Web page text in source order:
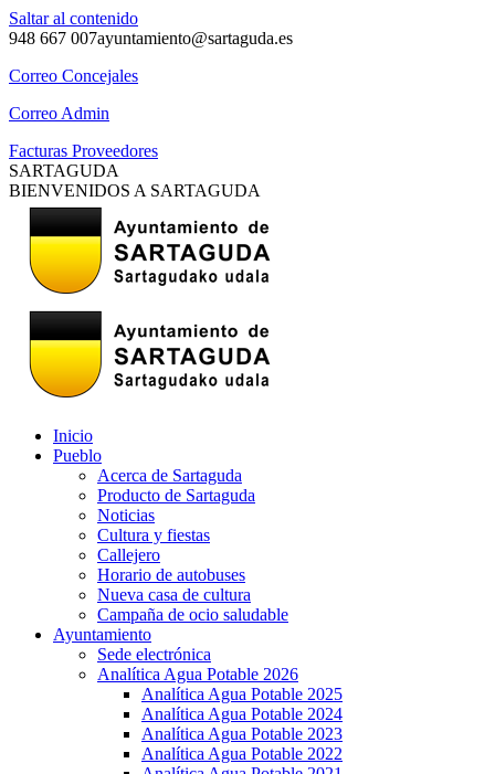
Saltar al contenido
948 667 007ayuntamiento@sartaguda.es
Correo Concejales
Correo Admin
Facturas Proveedores
SARTAGUDA
BIENVENIDOS A SARTAGUDA
Inicio
Pueblo
Acerca de Sartaguda
Producto de Sartaguda
Noticias
Cultura y fiestas
Callejero
Horario de autobuses
Nueva casa de cultura
Campaña de ocio saludable
Ayuntamiento
Sede electrónica
Analítica Agua Potable 2026
Analítica Agua Potable 2025
Analítica Agua Potable 2024
Analítica Agua Potable 2023
Analítica Agua Potable 2022